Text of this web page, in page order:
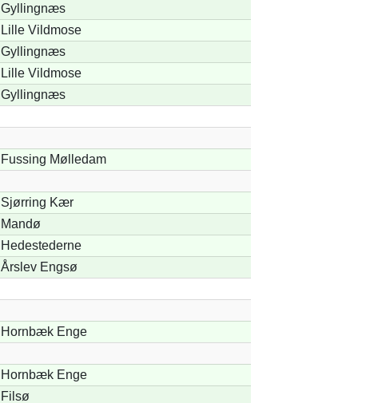
Gyllingnæs
Lille Vildmose
Gyllingnæs
Lille Vildmose
Gyllingnæs
Fussing Mølledam
Sjørring Kær
Mandø
Hedestederne
Årslev Engsø
Hornbæk Enge
Hornbæk Enge
Filsø